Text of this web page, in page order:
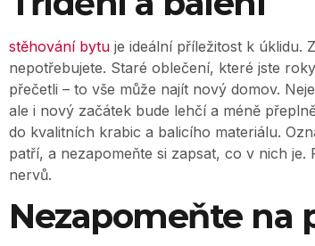
stěhování bytu je ideální příležitost k úklidu.
nepotřebujete. Staré oblečení, které jste
přečetli – to vše může najít nový domov.
ale i nový začátek bude lehčí a méně
do kvalitních krabic a balicího materiálu.
patří, a nezapomeňte si zapsat, co v nich
nervů.
Nezapomeňte na